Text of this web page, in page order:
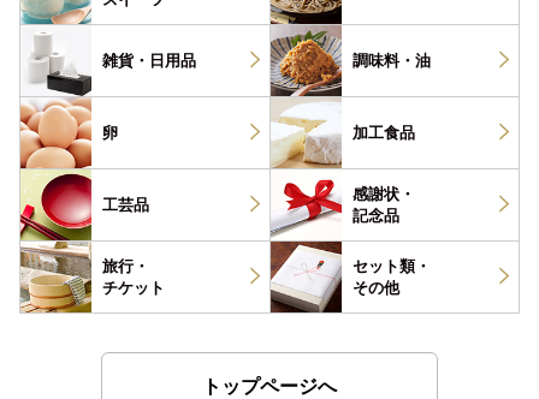
雑貨・ 日用品 調味料・ 油
卵 加工食品
工芸品
感謝状・
記念品
旅行・
チケット
セット類・
その他
トップページへ